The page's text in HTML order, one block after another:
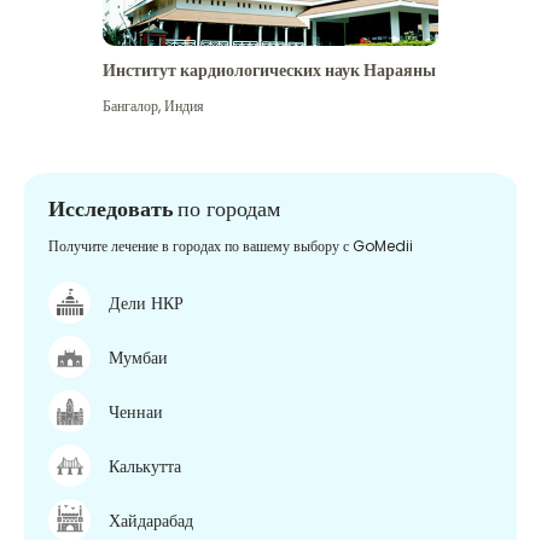
Институт кардиологических наук Нараяны
Бангалор,Индия
Исследоватьпо городам
Получите лечение в городах по вашему выбору с GoMedii
Дели НКР
Мумбаи
Ченнаи
Калькутта
Хайдарабад